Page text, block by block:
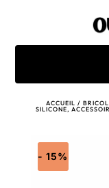
ACCUEIL /
SILICONE,
- 15%